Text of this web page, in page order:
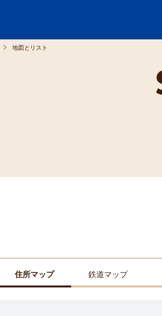
地図とリスト
住所マップ 鉄道マップ